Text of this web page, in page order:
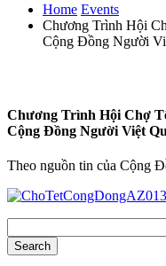
Home Events
Chương Trình Hội
Cộng Đồng Người
Chương Trình Hội Chợ
Cộng Đồng Người Việt
Theo nguồn tin của Cộng